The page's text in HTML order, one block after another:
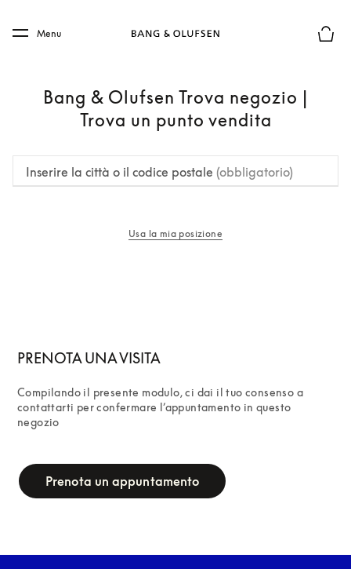
Skip to main footer
Menu
Bang & Olufsen Trova negozio |
Trova un punto vendita
Inserire la città o il codice postale (obbligatorio)
Usa la mia posizione
PRENOTA UNA VISITA
Compilando il presente modulo, ci dai il tuo consenso a
contattarti per confermare l’appuntamento in questo
negozio
Prenota un appuntamento